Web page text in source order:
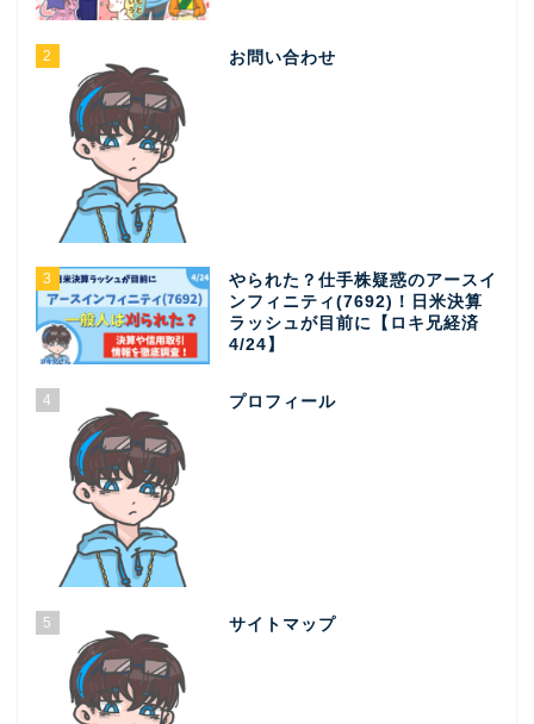
2 お問い合わせ
3
やられた？仕手株疑惑のアースイ
ンフィニティ(7692)！日米決算
ラッシュが目前に【ロキ兄経済
4/24】
4 プロフィール
5 サイトマップ